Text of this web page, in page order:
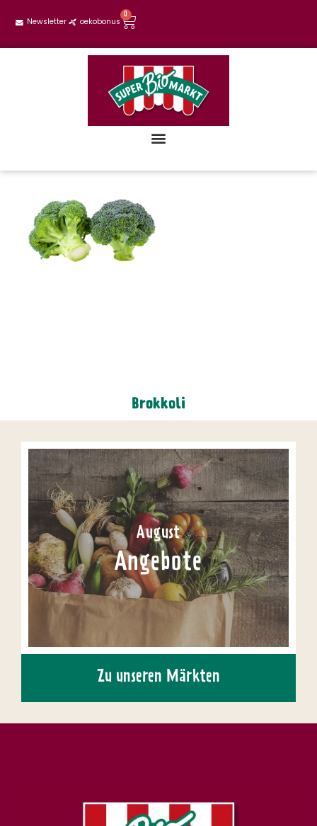
Newsletter oekobonus
0
Brokkoli
August
Angebote
Zu unseren Märkten